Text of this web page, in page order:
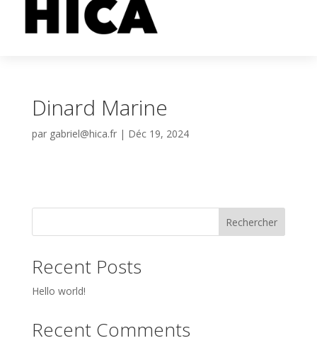
Dinard Marine
par gabriel@hica.fr| Déc 19, 2024
Rechercher
Recent Posts
Hello world!
Recent Comments